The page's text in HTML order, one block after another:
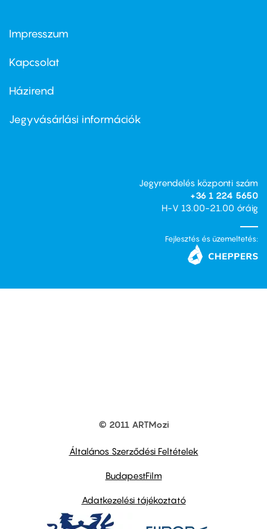
Footer
first
Impresszum
Kapcsolat
Footer
second
Házirend
Jegyvásárlási információk
Jegyrendelés központi szám
+36 1 224 5650
H-V 13.00-21.00 óráig
Fejlesztés és üzemeltetés:
© 2011 ARTMozi
Általános Szerződési Feltételek
BudapestFilm
Adatkezelési tájékoztató